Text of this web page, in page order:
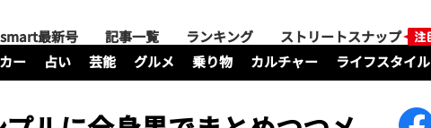
smart最新号 記事一覧 ランキング
ストリートスナップ
ー 占い 芸能 グルメ 乗り物 カルチャー ライフスタイル